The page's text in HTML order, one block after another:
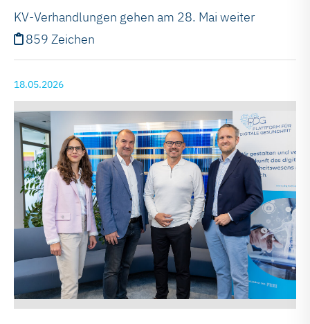
KV-Verhandlungen gehen am 28. Mai weiter
859 Zeichen
18.05.2026